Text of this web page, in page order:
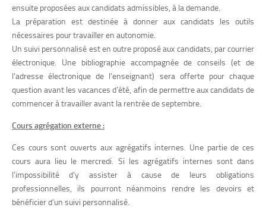
ensuite proposées aux candidats admissibles, à la demande.
La préparation est destinée à donner aux candidats les outils
nécessaires pour travailler en autonomie.
Un suivi personnalisé est en outre proposé aux candidats, par courrier
électronique. Une bibliographie accompagnée de conseils (et de
l’adresse électronique de l’enseignant) sera offerte pour chaque
question avant les vacances d’été, afin de permettre aux candidats de
commencer à travailler avant la rentrée de septembre.
Cours agrégation externe :
Ces cours sont ouverts aux agrégatifs internes. Une partie de ces
cours aura lieu le mercredi. Si les agrégatifs internes sont dans
l’impossibilité d’y assister à cause de leurs obligations
professionnelles, ils pourront néanmoins rendre les devoirs et
bénéficier d’un suivi personnalisé.